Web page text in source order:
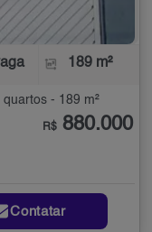
189 m²
- 189 m²
R$ 880.000
Contatar